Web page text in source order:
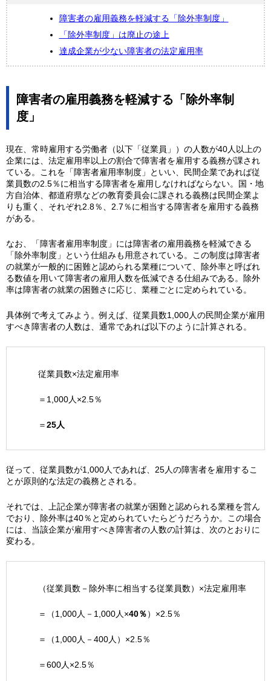
障害者の雇用義務を軽減する「除外率制度」
「除外率制度」は廃止の途上
達成企業が少ない障害者の法定雇用率
障害者の雇用義務を軽減する「除外率制
度」
現在、常時雇用する労働者（以下「従業員」）の人数が40人以上の
企業には、法定雇用率以上の割合で障害者を雇用する義務が課され
ている。これを「障害者雇用率制度」といい、民間企業であれば従
業員数の2.5％に相当する障害者を雇用しなければならない。国・地
方自治体、都道府県などの教育委員会に課される義務は民間企業よ
りも重く、それぞれ2.8％、2.7％に相当する障害者を雇用する義務
がある。
なお、「障害者雇用率制度」には障害者の雇用義務を軽減できる
「除外率制度」という仕組みも用意されている。この制度は障害者
の就業が一般的に困難と認められる業種について、除外率と呼ばれ
る数値を用いて障害者の雇用人数を低減できる仕組みである。除外
率は障害者の就業の困難さに応じ、業種ごとに定められている。
具体例で考えてみよう。例えば、従業員数1,000人の民間企業が雇用
すべき障害者の人数は、通常であれば以下のように計算される。
従業員数×法定雇用率
＝1,000人×2.5％
＝25人
従って、従業員数が1,000人であれば、25人の障害者を雇用するこ
とが原則的な法定の義務とされる。
それでは、上記企業が障害者の就業が困難と認められる業種を営ん
でおり、除外率は40％と定められていたらどうだろうか。この場合
には、当該企業が雇用すべき障害者の人数の計算は、次のとおりに
変わる。
（従業員数－除外率に相当する従業員数）×法定雇用率
＝（1,000人－1,000人×40％）×2.5％
＝（1,000人－400人）×2.5％
＝600人×2.5％